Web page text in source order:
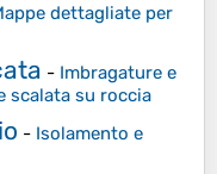
dettagliate per
- Imbragature e
scalata su roccia
- Isolamento e